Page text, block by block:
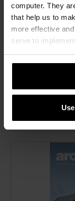
computer. They
that help us to
more effective
serve to
Покривни
Каталог
pdf, 2 MB